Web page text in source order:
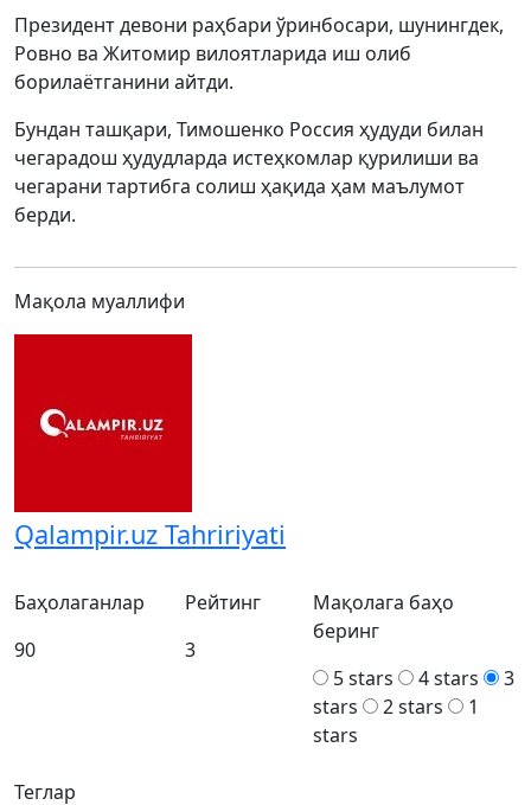
Президент девони раҳбари ўринбосари, шунингдек,
Ровно ва Житомир вилоятларида иш олиб
борилаётганини айтди.
Бундан ташқари, Тимошенко Россия ҳудуди билан
чегарадош ҳудудларда истеҳкомлар қурилиши ва
чегарани тартибга солиш ҳақида ҳам маълумот
берди.
Мақола муаллифи
Qalampir.uz Tahririyati
Теглар
Баҳолаганлар
90
Рейтинг
3
Мақолага баҳо
беринг
5 stars
4 stars
3
stars
2 stars
1
stars